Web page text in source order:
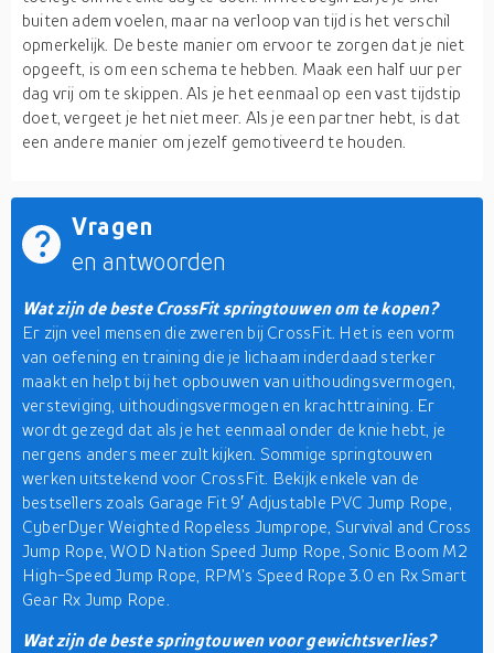
buiten adem voelen, maar na verloop van tijd is het verschil
opmerkelijk. De beste manier om ervoor te zorgen dat je niet
opgeeft, is om een schema te hebben. Maak een half uur per
dag vrij om te skippen. Als je het eenmaal op een vast tijdstip
doet, vergeet je het niet meer. Als je een partner hebt, is dat
een andere manier om jezelf gemotiveerd te houden.
Vragen
en antwoorden
Wat zijn de beste CrossFit springtouwen om te kopen?
Er zijn veel mensen die zweren bij CrossFit. Het is een vorm
van oefening en training die je lichaam inderdaad sterker
maakt en helpt bij het opbouwen van uithoudingsvermogen,
versteviging, uithoudingsvermogen en krachttraining. Er
wordt gezegd dat als je het eenmaal onder de knie hebt, je
nergens anders meer zult kijken. Sommige springtouwen
werken uitstekend voor CrossFit. Bekijk enkele van de
bestsellers zoals Garage Fit 9′ Adjustable PVC Jump Rope,
CyberDyer Weighted Ropeless Jumprope, Survival and Cross
Jump Rope, WOD Nation Speed Jump Rope, Sonic Boom M2
High-Speed Jump Rope, RPM's Speed Rope 3.0 en Rx Smart
Gear Rx Jump Rope.
Wat zijn de beste springtouwen voor gewichtsverlies?